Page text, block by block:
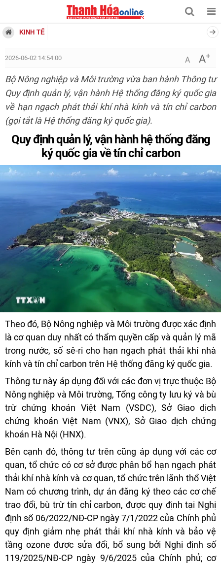
KINH TẾ
2026-06-02 14:54:00 A A+
Bộ Nông nghiệp và Môi trường vừa ban hành Thông tư
Quy định quản lý, vận hành Hệ thống đăng ký quốc gia
về hạn ngạch phát thải khí nhà kính và tín chỉ carbon
(gọi tắt là Hệ thống đăng ký quốc gia).
Quy định quản lý, vận hành hệ thống đăng
ký quốc gia về tín chỉ carbon
Theo đó, Bộ Nông nghiệp và Môi trường được xác định
là cơ quan duy nhất có thẩm quyền cấp và quản lý mã
trong nước, số sê-ri cho hạn ngạch phát thải khí nhà
kính và tín chỉ carbon trên Hệ thống đăng ký quốc gia.
Thông tư này áp dụng đối với các đơn vị trực thuộc Bộ
Nông nghiệp và Môi trường, Tổng công ty lưu ký và bù
trừ chứng khoán Việt Nam (VSDC), Sở Giao dịch
chứng khoán Việt Nam (VNX), Sở Giao dịch chứng
khoán Hà Nội (HNX).
Bên cạnh đó, thông tư trên cũng áp dụng với các cơ
quan, tổ chức có cơ sở được phân bổ hạn ngạch phát
thải khí nhà kính và cơ quan, tổ chức trên lãnh thổ Việt
Nam có chương trình, dự án đăng ký theo các cơ chế
trao đổi, bù trừ tín chỉ carbon, được quy định tại Nghị
định số 06/2022/NĐ-CP ngày 7/1/2022 của Chính phủ
quy định giảm nhẹ phát thải khí nhà kính và bảo vệ
tầng ozone được sửa đổi, bổ sung bởi Nghị định số
119/2025/NĐ-CP ngày 9/6/2025 của Chính phủ; cơ